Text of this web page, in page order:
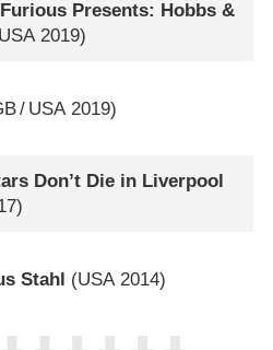
Presents: Hobbs &
USA2019)
/ USA 2019)
Don’t Die in Liverpool
Stahl (USA2014)